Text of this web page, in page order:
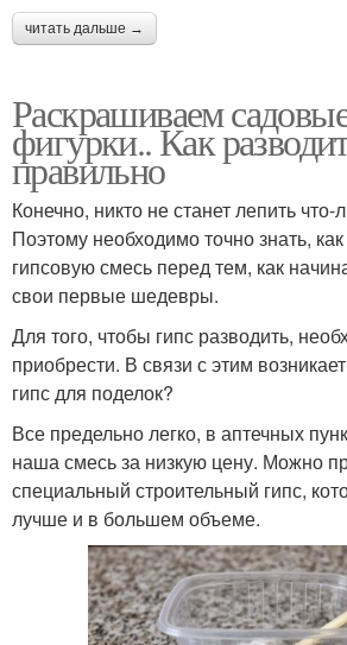
читать дальше →
Раскрашиваем
фигурки.. Как
правильно
Конечно, никто не станет лепить
Поэтому необходимо точно знать,
гипсовую смесь перед тем, как
свои первые шедевры.
Для того, чтобы гипс разводить,
приобрести. В связи с этим
гипс для поделок?
Все предельно легко, в аптечных
наша смесь за низкую цену. Можно
специальный строительный гипс,
лучше и в большем объеме.